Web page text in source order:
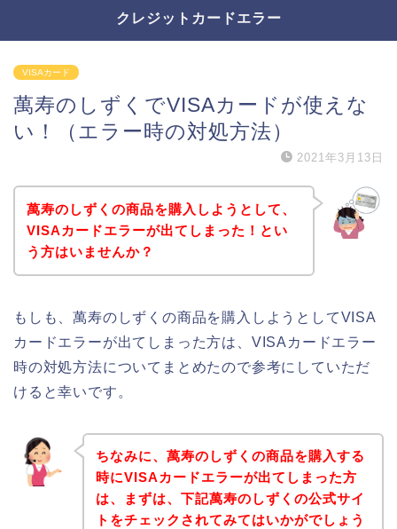
クレジットカードエラー
VISAカード
萬寿のしずくでVISAカードが使えな
い！（エラー時の対処方法）
2021年3月13日
萬寿のしずくの商品を購入しようとして、
VISAカードエラーが出てしまった！とい
う方はいませんか？
もしも、萬寿のしずくの商品を購入しようとしてVISA
カードエラーが出てしまった方は、VISAカードエラー
時の対処方法についてまとめたので参考にしていただ
けると幸いです。
ちなみに、萬寿のしずくの商品を購入する
時にVISAカードエラーが出てしまった方
は、まずは、下記萬寿のしずくの公式サイ
トをチェックされてみてはいかがでしょう